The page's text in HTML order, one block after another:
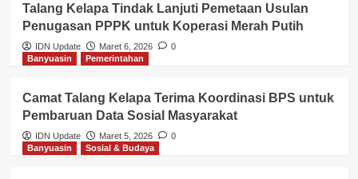
Talang Kelapa Tindak Lanjuti Pemetaan Usulan
Penugasan PPPK untuk Koperasi Merah Putih
IDN Update Maret 6, 2026
0
Banyuasin
Pemerintahan
Camat Talang Kelapa Terima Koordinasi BPS untuk
Pembaruan Data Sosial Masyarakat
IDN Update Maret 5, 2026
0
Banyuasin
Sosial & Budaya